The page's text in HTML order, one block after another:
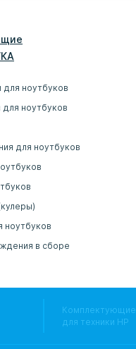
А
для ноутбуков
для ноутбуков
для ноутбуков
ноутбуков
в сборе
Комплектующие
для техники HP